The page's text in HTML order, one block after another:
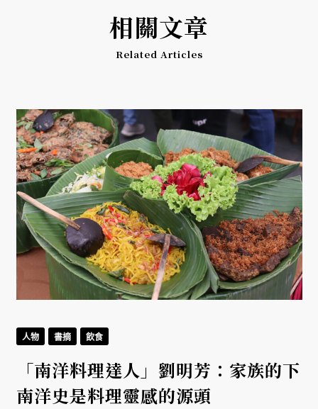
相關文章
Related Articles
人物 書摘 飲食
「南洋料理達人」劉明芳：家族的下
南洋史是料理靈感的源頭